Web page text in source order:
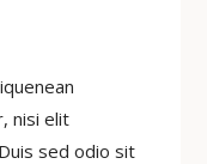
nisi elit
sed odio sit